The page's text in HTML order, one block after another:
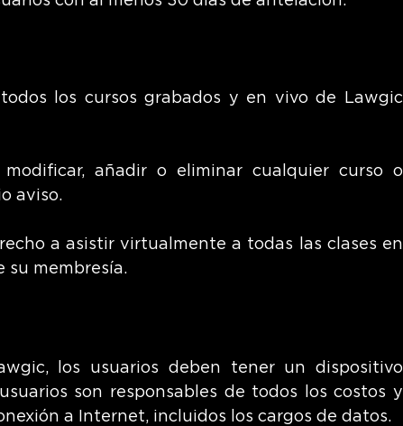
los cursos grabados y en vivo de Lawgic
añadir o eliminar cualquier curso o
aviso.
a asistir virtualmente a todas las clases en
su membresía.
los usuarios deben tener un dispositivo
son responsables de todos los costos y
a Internet, incluidos los cargos de datos.